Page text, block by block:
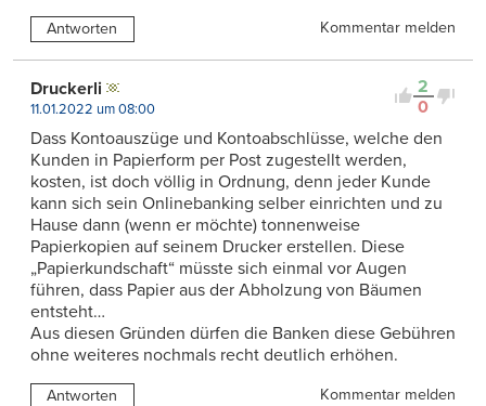
Antworten Kommentar melden
2
0
Druckerli
11.01.2022 um 08:00
Dass Kontoauszüge und Kontoabschlüsse, welche den
Kunden in Papierform per Post zugestellt werden,
kosten, ist doch völlig in Ordnung, denn jeder Kunde
kann sich sein Onlinebanking selber einrichten und zu
Hause dann (wenn er möchte) tonnenweise
Papierkopien auf seinem Drucker erstellen. Diese
„Papierkundschaft“ müsste sich einmal vor Augen
führen, dass Papier aus der Abholzung von Bäumen
entsteht…
Aus diesen Gründen dürfen die Banken diese Gebühren
ohne weiteres nochmals recht deutlich erhöhen.
Antworten Kommentar melden